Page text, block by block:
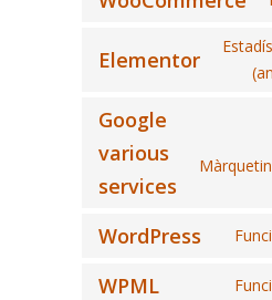
Elementor
Google
various
services
WordPress
WPML